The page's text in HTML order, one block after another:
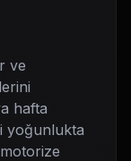
ve
hafta
yoğunlukta